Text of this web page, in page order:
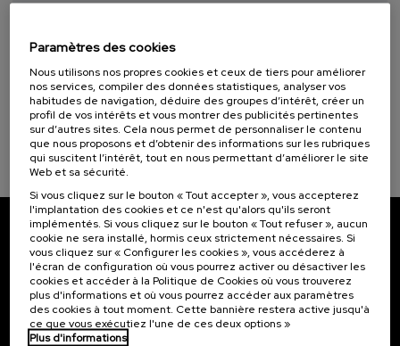
Objectifs de développement durable
y neonatal
20 h. Espagnol Basque .
...
À PARTIR DE22 €
Dernières
places
Gratuit
Date
passée
Liste
d'attente
Période
d'inscription
terminée
Abonnez-vous à notre bulletin
Inscrivez-vous pour être le premier à recevoir les
actualités de l'UIK.
S'abonner
Paramètres des cookies
Nous utilisons nos propres cookies et ceux de tiers pour améliorer
nos services, compiler des données statistiques, analyser vos
habitudes de navigation, déduire des groupes d’intérêt, créer un
profil de vos intérêts et vous montrer des publicités pertinentes
sur d’autres sites. Cela nous permet de personnaliser le contenu
que nous proposons et d’obtenir des informations sur les rubriques
qui suscitent l’intérêt, tout en nous permettant d’améliorer le site
Web et sa sécurité.
Si vous cliquez sur le bouton « Tout accepter », vous accepterez
l'implantation des cookies et ce n'est qu'alors qu'ils seront
implémentés. Si vous cliquez sur le bouton « Tout refuser », aucun
cookie ne sera installé, hormis ceux strictement nécessaires. Si
vous cliquez sur « Configurer les cookies », vous accéderez à
l'écran de configuration où vous pourrez activer ou désactiver les
cookies et accéder à la Politique de Cookies où vous trouverez
plus d'informations et où vous pourrez accéder aux paramètres
des cookies à tout moment. Cette bannière restera active jusqu'à
ce que vous exécutiez l'une de ces deux options »
Plus d'informations